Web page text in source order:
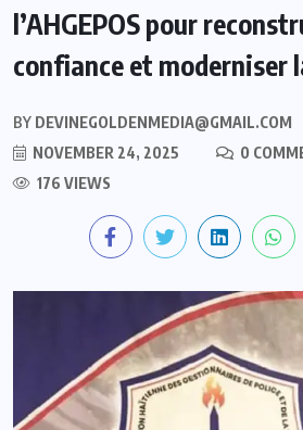
l’AHGEPOS pour
confiance et moderniser
BY DEVINEGOLDENMEDIA@GMAIL.COM
NOVEMBER 24, 2025
0
176 VIEWS